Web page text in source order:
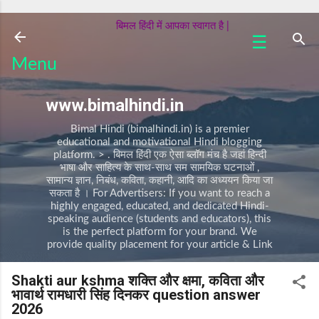
सीधे मुख्य सामग्री पर जाएं
बिमल हिंदी में आपका स्वागत है |
क
वि
ता
/
बं
A
☰
Menu
www.bimalhindi.in
Bimal Hindi (bimalhindi.in) is a premier
educational and motivational Hindi blogging
platform. > . बिमल हिंदी एक ऐसा ब्लॉग मंच है जहां हिन्दी
भाषा और साहित्य के साथ-साथ सम सामयिक घटनाओं ,
सामान्य ज्ञान, निबंध, कविता, कहानी, आदि का अध्ययन किया जा
सकता है । For Advertisers: If you want to reach a
highly engaged, educated, and dedicated Hindi-
speaking audience (students and educators), this
is the perfect platform for your brand. We
provide quality placement for your article & Link
Shakti aur kshma शक्ति और क्षमा, कविता और
भावार्थ रामधारी सिंह दिनकर question answer
2026